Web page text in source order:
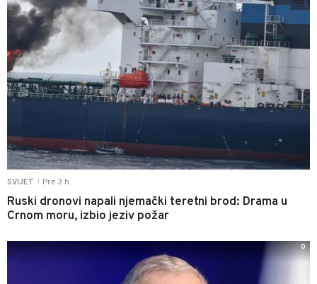
SVIJET Pre 3 h
Ruski dronovi napali njemački teretni brod: Drama u
Crnom moru, izbio jeziv požar
0